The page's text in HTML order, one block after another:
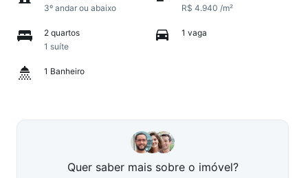
3º andar ou abaixo
R$ 4.940 /m²
2 quartos
1 suíte
1 vaga
1 Banheiro
Quer saber mais sobre o imóvel?